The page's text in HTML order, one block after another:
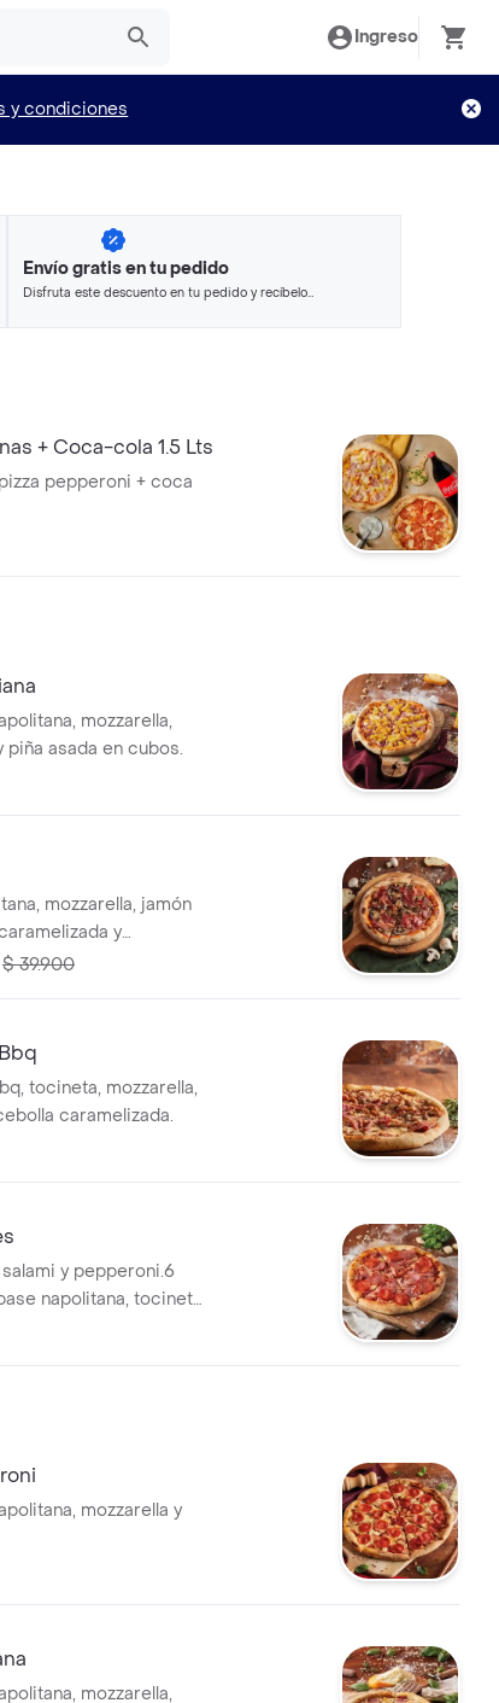
Ingreso
y condiciones
Envío gratis en tu pedido
Disfruta este descuento en tu pedido y recíbelo
+ Coca-cola 1.5 Lts
pepperoni + coca
mozzarella,
piña asada en cubos.
mozzarella, jamón
y
$ 39.900
tocineta, mozzarella,
caramelizada.
y pepperoni.6
napolitana, tocineta,
mozzarella y
mozzarella,